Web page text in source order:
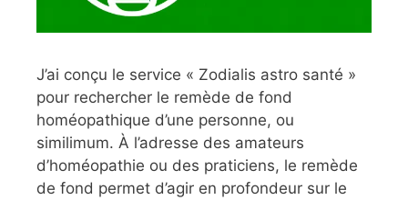
J’ai conçu le service « Zodialis astro santé »
pour rechercher le remède de fond
homéopathique d’une personne, ou
similimum. À l’adresse des amateurs
d’homéopathie ou des praticiens, le remède
de fond permet d’agir en profondeur sur le